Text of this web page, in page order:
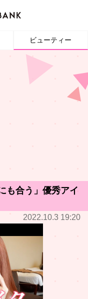
ビューティー
も合う」優秀アイ
2022.10.3 19:20